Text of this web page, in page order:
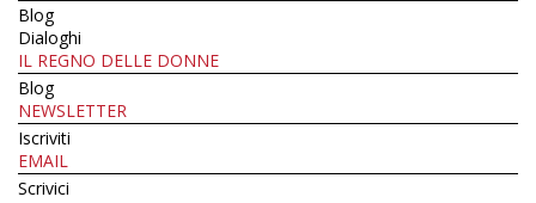
Blog
Dialoghi
IL REGNO DELLE DONNE
Blog
NEWSLETTER
Iscriviti
EMAIL
Scrivici